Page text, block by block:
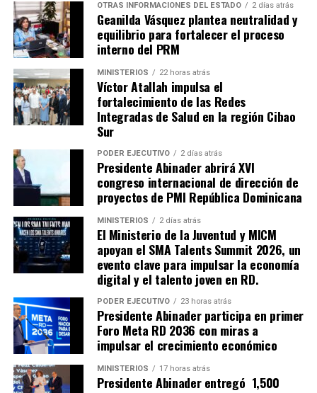
OTRAS INFORMACIONES DEL ESTADO 2 días atrás
Geanilda Vásquez plantea neutralidad y
equilibrio para fortalecer el proceso
interno del PRM
MINISTERIOS 22 horas atrás
Víctor Atallah impulsa el
fortalecimiento de las Redes
Integradas de Salud en la región Cibao
Sur
PODER EJECUTIVO 2 días atrás
Presidente Abinader abrirá XVI
congreso internacional de dirección de
proyectos de PMI República Dominicana
MINISTERIOS 2 días atrás
El Ministerio de la Juventud y MICM
apoyan el SMA Talents Summit 2026, un
evento clave para impulsar la economía
digital y el talento joven en RD.
PODER EJECUTIVO 23 horas atrás
Presidente Abinader participa en primer
Foro Meta RD 2036 con miras a
impulsar el crecimiento económico
MINISTERIOS 17 horas atrás
Presidente Abinader entregó 1,500